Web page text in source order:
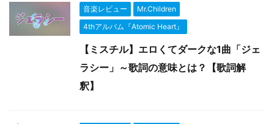
音楽レビュー
Mr.Children
4thアルバム『Atomic Heart』
【ミスチル】エロくてダークな1曲「ジェ
ラシー」～歌詞の意味とは？【歌詞解
釈】